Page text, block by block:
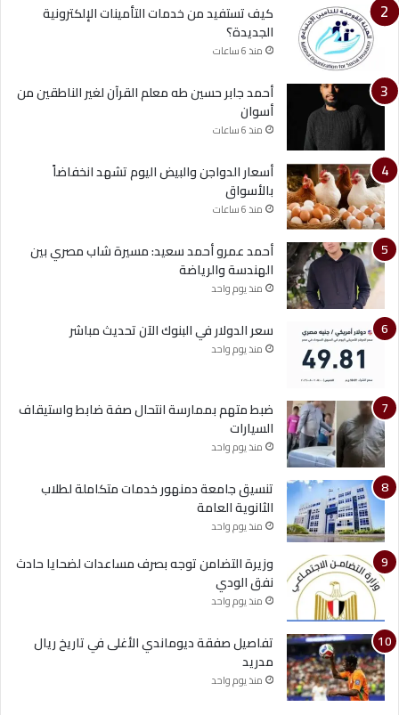
كيف تستفيد من خدمات التأمينات الإلكترونية
الجديدة؟
منذ 6 ساعات
أحمد جابر حسين طه معلم القرآن لغير الناطقين من
أسوان
منذ 6 ساعات
أسعار الدواجن والبيض اليوم تشهد انخفاضاً
بالأسواق
منذ 6 ساعات
أحمد عمرو أحمد سعيد: مسيرة شاب مصري بين
الهندسة والرياضة
منذ يوم واحد
سعر الدولار في البنوك الآن تحديث مباشر
منذ يوم واحد
ضبط متهم بممارسة انتحال صفة ضابط واستيقاف
السيارات
منذ يوم واحد
تنسيق جامعة دمنهور خدمات متكاملة لطلاب
الثانوية العامة
منذ يوم واحد
وزيرة التضامن توجه بصرف مساعدات لضحايا حادث
نفق الودي
منذ يوم واحد
تفاصيل صفقة ديوماندي الأغلى في تاريخ ريال
مدريد
منذ يوم واحد